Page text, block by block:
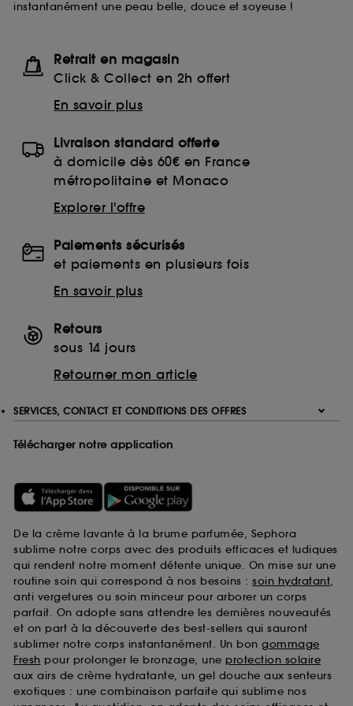
instantanément une peau belle, douce et soyeuse !
Retrait en magasin
Click & Collect en 2h offert
En savoir plus
Livraison standard offerte
à domicile dès 60€ en France
métropolitaine et Monaco
Explorer l'offre
Paiements sécurisés
et paiements en plusieurs fois
En savoir plus
Retours
sous 14 jours
Retourner mon article
SERVICES, CONTACT ET CONDITIONS DES OFFRES
Télécharger notre application
De la crème lavante à la brume parfumée, Sephora
sublime notre corps avec des produits efficaces et ludiques
qui rendent notre moment détente unique. On mise sur une
routine soin qui correspond à nos besoins : soin hydratant,
anti vergetures ou soin minceur pour arborer un corps
parfait. On adopte sans attendre les dernières nouveautés
et on part à la découverte des best-sellers qui sauront
sublimer notre corps instantanément. Un bon gommage
Fresh pour prolonger le bronzage, une protection solaire
aux airs de crème hydratante, un gel douche aux senteurs
exotiques : une combinaison parfaite qui sublime nos
lecture de ces traceurs requiert votre accord. Vous
choix" ci-dessous ou décider de "tout accepter".
Sephora pourra associer les informations de
navigation collectées par ces Cookies, pour les
collectées ou générées lors de votre activité en ligne
sur "continuer sans accepter". Voous pouvez à tout
moment choisir de retirer votrte consentement. Si vous
utilisés, cliquez ici.